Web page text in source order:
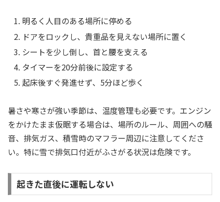
明るく人目のある場所に停める
ドアをロックし、貴重品を見えない場所に置く
シートを少し倒し、首と腰を支える
タイマーを20分前後に設定する
起床後すぐ発進せず、5分ほど歩く
暑さや寒さが強い季節は、温度管理も必要です。エンジン
をかけたまま仮眠する場合は、場所のルール、周囲への騒
音、排気ガス、積雪時のマフラー周辺に注意してくださ
い。特に雪で排気口付近がふさがる状況は危険です。
起きた直後に運転しない